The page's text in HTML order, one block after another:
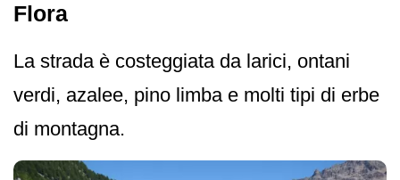
Flora
La strada è costeggiata da larici, ontani
verdi, azalee, pino limba e molti tipi di erbe
di montagna.